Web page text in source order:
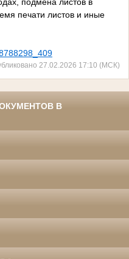
печати листов и иные
27.02.2026 17:10 (МСК)
В